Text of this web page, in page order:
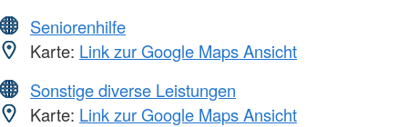
Seniorenhilfe
Karte: Link zur Google Maps Ansicht
Sonstige diverse Leistungen
Karte: Link zur Google Maps Ansicht